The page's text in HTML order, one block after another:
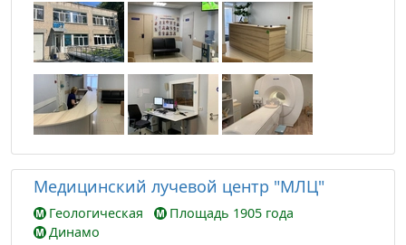
Медицинский лучевой центр "МЛЦ"
Геологическая
Площадь 1905 года
Динамо